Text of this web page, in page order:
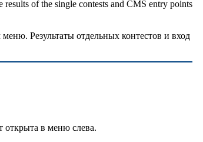
results of the single contests and CMS entry points
Результаты отдельных контестов и вход
открыта в меню слева.